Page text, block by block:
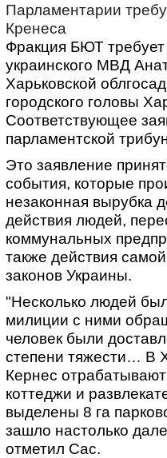
Парламентарии
Кренеса
Фракция БЮТ
украинского МВД
Харьковской
городского головы
Соответствующее
парламентской
Это заявление
события, которые
незаконная вырубка
действия людей,
коммунальных
также действия
законов Украины.
"Несколько людей
милиции с ними
человек были
степени тяжести… В
Кернес отрабатывают
коттеджи и
выделены 8 га
зашло настолько
отметил Сас.